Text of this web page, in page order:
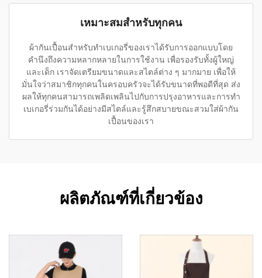
เหมาะสมสำหรับทุกคน
ผ้ากันเปื้อนสำหรับทำเบเกอรี่ของเราได้รับการออกแบบโดย
คำนึงถึงความหลากหลายในการใช้งาน เพื่อรองรับทั้งผู้ใหญ่
และเด็ก เราจัดเตรียมขนาดและสไตล์ต่าง ๆ มากมาย เพื่อให้
มั่นใจว่าสมาชิกทุกคนในครอบครัวจะได้รับขนาดที่พอดีที่สุด ส่ง
ผลให้ทุกคนสามารถเพลิดเพลินไปกับการปรุงอาหารและการทำ
เบเกอรี่ร่วมกันได้อย่างมีสไตล์และรู้สึกสบายขณะสวมใส่ผ้ากัน
เปื้อนของเรา
ผลิตภัณฑ์ที่เกี่ยวข้อง